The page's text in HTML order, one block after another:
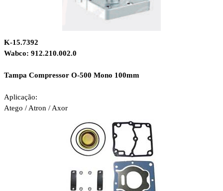
K-15.7392
Wabco: 912.210.002.0
Tampa Compressor O-500 Mono 100mm
Aplicação:
Atego / Atron / Axor